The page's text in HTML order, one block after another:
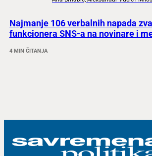
Najmanje 106 verbalnih napada
funkcionera SNS-a na novinare i
4 MIN ČITANJA